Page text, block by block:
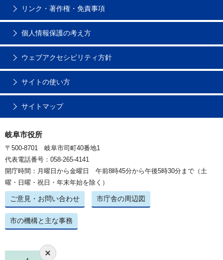
リンク・著作権・免責事項
個人情報保護の考え方
ウェブアクセシビリティ方針
サイトの使い方
サイトマップ
岐阜市役所
〒500-8701 岐阜市司町40番地1
代表電話番号：058-265-4141
開庁時間：月曜日から金曜日 午前8時45分から午後5時30分まで（土
曜・日曜・祝日・年末年始を除く）
ご意見・お問い合わせ 市庁舎の周辺図
市の機構と主な事務